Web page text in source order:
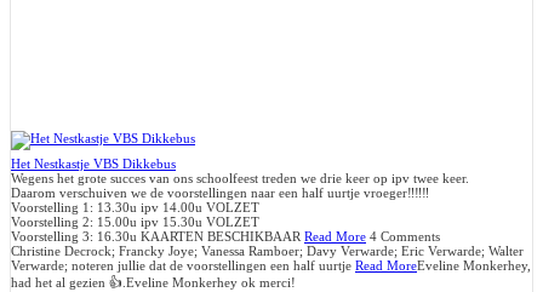
Het Nestkastje VBS Dikkebus
Wegens het grote succes van ons schoolfeest treden we drie keer op ipv twee keer.
Daarom verschuiven we de voorstellingen naar een half uurtje vroeger‼️‼️‼️
Voorstelling 1: 13.30u ipv 14.00u VOLZET
Voorstelling 2: 15.00u ipv 15.30u VOLZET
Voorstelling 3: 16.30u KAARTEN BESCHIKBAAR Read More 4 Comments
Christine Decrock; Francky Joye; Vanessa Ramboer; Davy Verwarde; Eric Verwarde; Walter
Verwarde; noteren jullie dat de voorstellingen een half uurtje Read MoreEveline Monkerhey,
had het al gezien 👍. Eveline Monkerhey ok merci!